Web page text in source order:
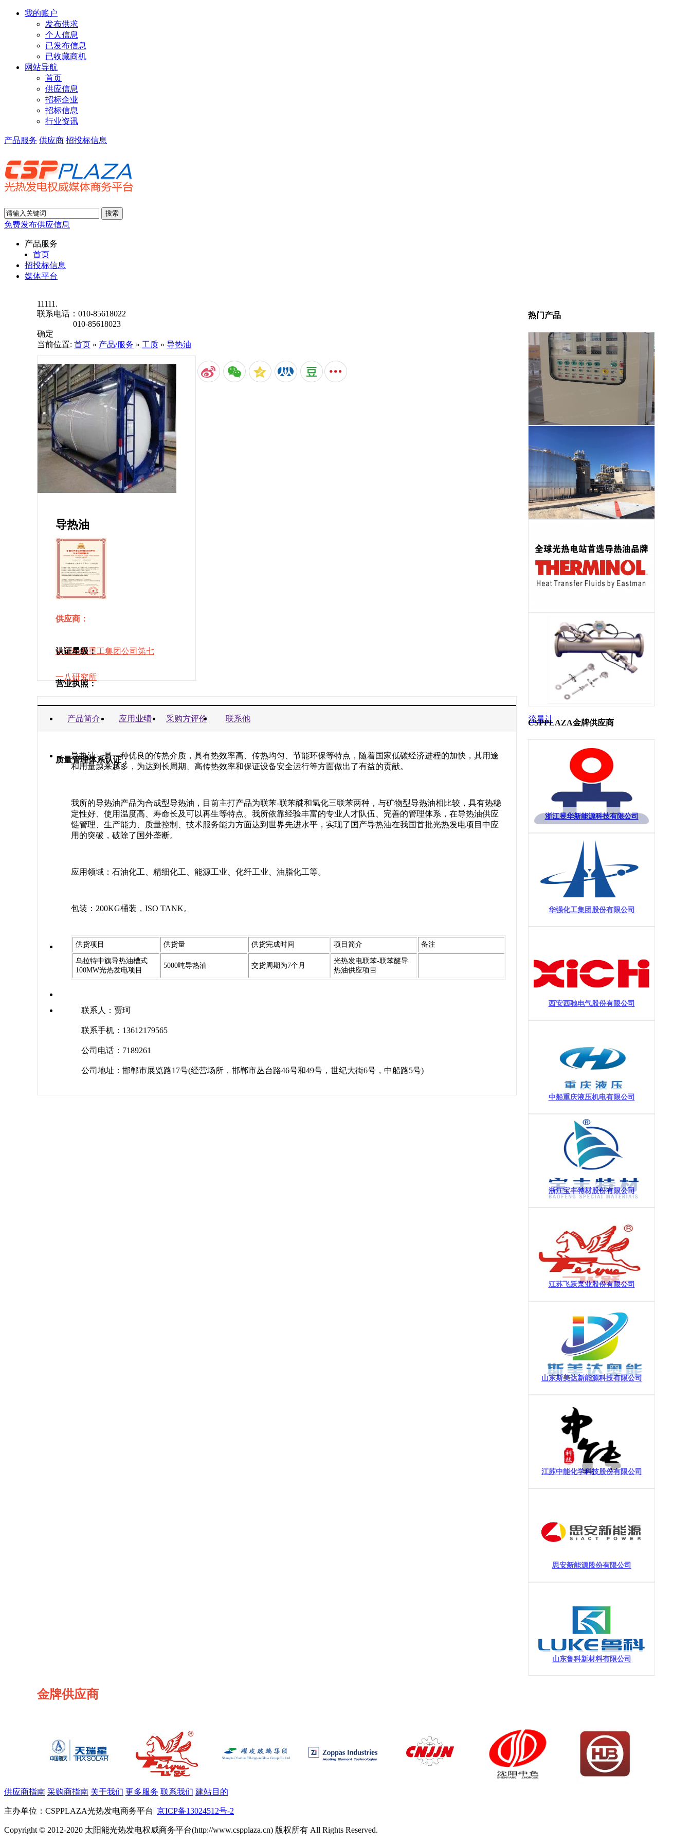
我的账户
发布供求
个人信息
已发布信息
已收藏商机
网站导航
首页
供应信息
招标企业
招标信息
行业资讯
产品服务 供应商 招投标信息
免费发布供应信息
产品服务
首页
招投标信息
媒体平台
热门产品
流量计
CSPPLAZA金牌供应商
浙江昱华新能源科技有限公司
华强化工集团股份有限公司
西安西驰电气股份有限公司
中船重庆液压机电有限公司
浙江宝丰特材股份有限公司
江苏飞跃泵业股份有限公司
山东斯美达新能源科技有限公司
江苏中能化学科技股份有限公司
思安新能源股份有限公司
山东鲁科新材料有限公司
11111.
联系电话： 010-85618022
010-85618023
确定
当前位置: 首页 » 产品/服务 » 工质 » 导热油
导热油
供应商：
中国船舶重工集团公司第七
一八研究所
认证星级：
营业执照：
商业信誉承诺书：
质量管理体系认证：
产品简介 应用业绩 采购方评价 联系他
导热油，是一种优良的传热介质，具有热效率高、传热均匀、节能环保等特点，随着国家低碳经济进程的加快，其用途
和用量越来越多，为达到长周期、高传热效率和保证设备安全运行等方面做出了有益的贡献。
我所的导热油产品为合成型导热油，目前主打产品为联苯-联苯醚和氢化三联苯两种，与矿物型导热油相比较，具有热稳
定性好、使用温度高、寿命长及可以再生等特点。我所依靠经验丰富的专业人才队伍、完善的管理体系，在导热油供应
链管理、生产能力、质量控制、技术服务能力方面达到世界先进水平，实现了国产导热油在我国首批光热发电项目中应
用的突破，破除了国外垄断。
应用领域：石油化工、精细化工、能源工业、化纤工业、油脂化工等。
包装：200KG桶装，ISO TANK。
供货项目 供货量 供货完成时间 项目简介 备注
乌拉特中旗导热油槽式
100MW光热发电项目
5000吨导热油 交货周期为7个月
光热发电联苯-联苯醚导
热油供应项目
联系人：贾珂
联系手机：13612179565
公司电话：7189261
公司地址：邯郸市展览路17号(经营场所，邯郸市丛台路46号和49号，世纪大街6号，中船路5号)
金牌供应商
供应商指南 采购商指南 关于我们 更多服务 联系我们 建站目的
主办单位：CSPPLAZA光热发电商务平台| 京ICP备13024512号-2
Copyright © 2012-2020 太阳能光热发电权威商务平台(http://www.cspplaza.cn) 版权所有 All Rights Reserved.